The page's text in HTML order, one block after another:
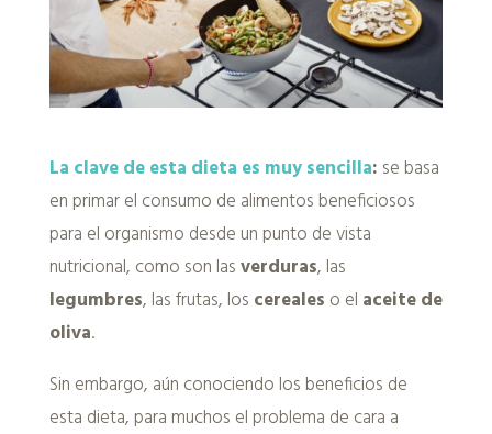
La clave de esta dieta es muy sencilla: se basa
en primar el consumo de alimentos beneficiosos
para el organismo desde un punto de vista
nutricional, como son lasverduras, las
legumbres, las frutas, los cereales o el aceite de
oliva.
Sin embargo, aún conociendo los beneficios de
esta dieta, para muchos el problema de cara a